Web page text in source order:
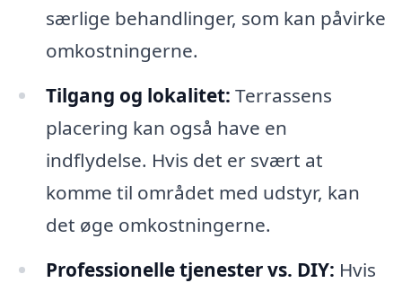
særlige behandlinger, som kan påvirke
omkostningerne.
Tilgang og lokalitet: Terrassens
placering kan også have en
indflydelse. Hvis det er svært at
komme til området med udstyr, kan
det øge omkostningerne.
Professionelle tjenester vs. DIY: Hvis